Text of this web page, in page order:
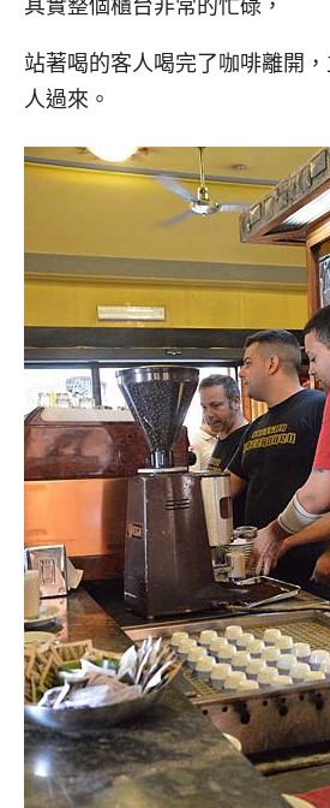
其實整個櫃台非常的忙碌，
站著喝的客人喝完了咖啡離開
人過來。